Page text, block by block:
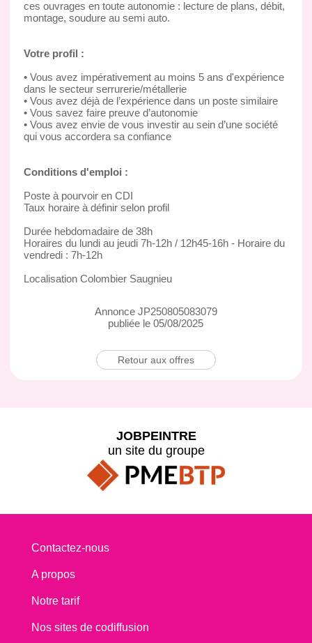
ces ouvrages en toute autonomie : lecture de plans, débit,
montage, soudure au semi auto.
Votre profil :
• Vous avez impérativement au moins 5 ans d'expérience
dans le secteur serrurerie/métallerie
• Vous avez déjà de l’expérience dans un poste similaire
• Vous savez faire preuve d’autonomie
• Vous avez envie de vous investir au sein d’une société
qui vous accordera sa confiance
Conditions d'emploi :
Poste à pourvoir en CDI
Taux horaire à définir selon profil
Durée hebdomadaire de 38h
Horaires du lundi au jeudi 7h-12h / 12h45-16h - Horaire du
vendredi : 7h-12h
Localisation Colombier Saugnieu
Annonce JP250805083079
publiée le 05/08/2025
Retour aux offres
JOBPEINTRE
un site du groupe
Contactez-nous
A propos
Notre tarif
Nos sites de codiffusion